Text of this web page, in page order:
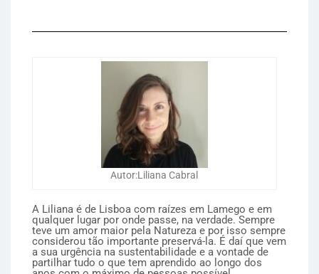
Autor:Liliana Cabral
A Liliana é de Lisboa com raízes em Lamego e em
qualquer lugar por onde passe, na verdade. Sempre
teve um amor maior pela Natureza e por isso sempre
considerou tão importante preservá-la. É daí que vem
a sua urgência na sustentabilidade e a vontade de
partilhar tudo o que tem aprendido ao longo dos